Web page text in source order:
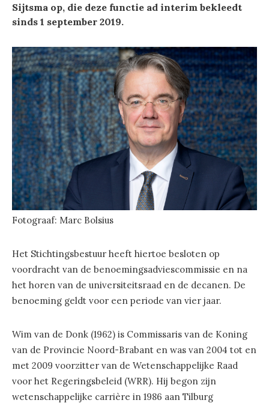
Sijtsma op, die deze functie ad interim bekleedt
sinds 1 september 2019.
Fotograaf: Marc Bolsius
Het Stichtingsbestuur heeft hiertoe besloten op
voordracht van de benoemingsadviescommissie en na
het horen van de universiteitsraad en de decanen. De
benoeming geldt voor een periode van vier jaar.
Wim van de Donk (1962) is Commissaris van de Koning
van de Provincie Noord-Brabant en was van 2004 tot en
met 2009 voorzitter van de Wetenschappelijke Raad
voor het Regeringsbeleid (WRR). Hij begon zijn
wetenschappelijke carrière in 1986 aan Tilburg